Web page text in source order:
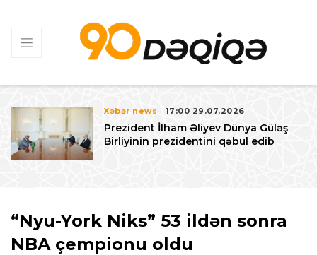
Xəbər news 17:00 29.07.2026
Prezident İlham Əliyev Dünya Güləş
Birliyinin prezidentini qəbul edib
“Nyu-York Niks” 53 ildən sonra
NBA çempionu oldu